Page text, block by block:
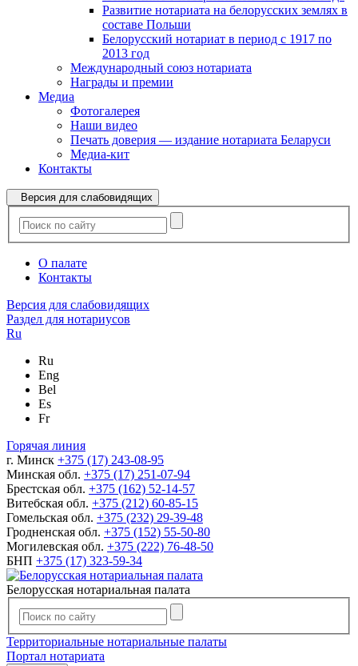
Развитие нотариата на белорусских землях в
составе Польши
Белорусский нотариат в период с 1917 по
2013 год
Международный союз нотариата
Награды и премии
Медиа
Фотогалерея
Наши видео
Печать доверия — издание нотариата Беларуси
Медиа-кит
Контакты
Версия для слабовидящих
О палате
Контакты
Версия для слабовидящих
Раздел для нотариусов
Ru
Ru
Eng
Bel
Es
Fr
Горячая линия
г. Минск +375 (17) 243-08-95
Минская обл. +375 (17) 251-07-94
Брестская обл. +375 (162) 52-14-57
Витебская обл. +375 (212) 60-85-15
Гомельская обл. +375 (232) 29-39-48
Гродненская обл. +375 (152) 55-50-80
Могилевская обл. +375 (222) 76-48-50
БНП +375 (17) 323-59-34
Белорусская нотариальная палата
Территориальные нотариальные палаты
Портал нотариата